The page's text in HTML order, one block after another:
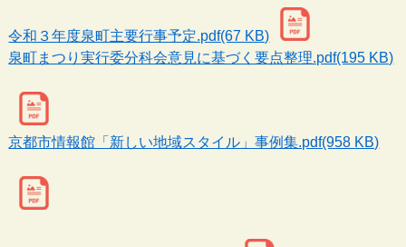
令和３年度泉町主要行事予定.pdf(67 KB)
泉町まつり実行委分科会意見に基づく要点整理.pdf(195 KB)
京都市情報館「新しい地域スタイル」事例集.pdf(958 KB)